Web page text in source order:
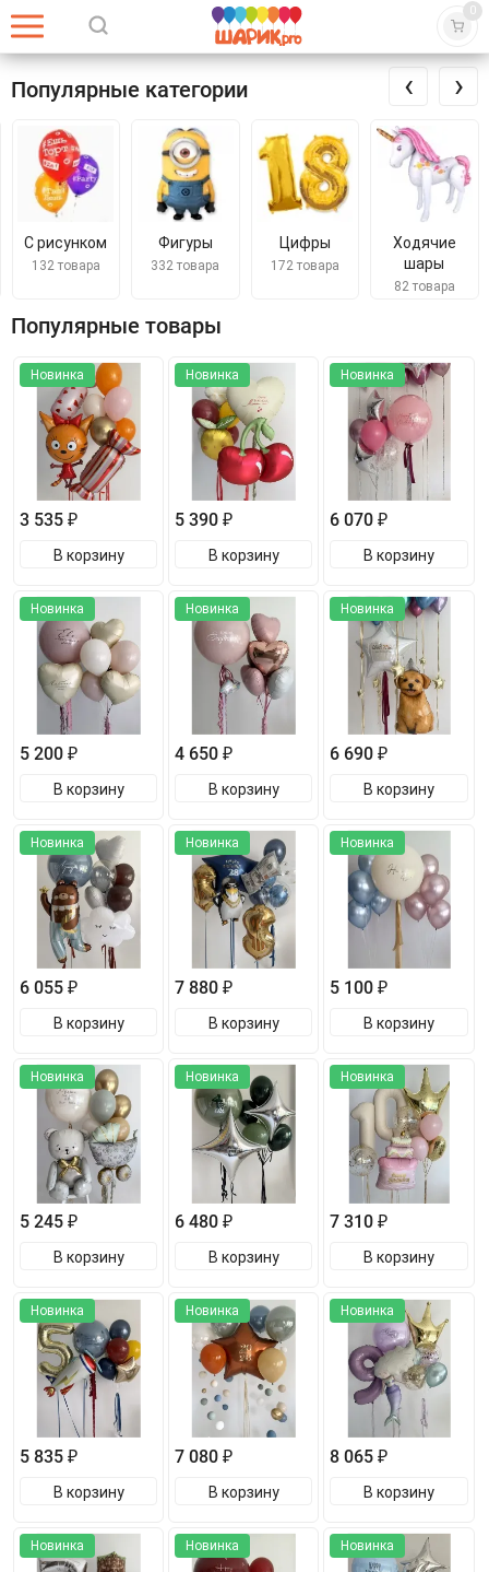
0
Популярные категории
Фигуры
332 товара
Цифры
172 товара
Ходячие
шары
Шары
Bubbles
31 товар
‹ ›
Популярные товары
Новинка
3 535 ₽
В корзину
Новинка
5 390 ₽
В корзину
Новинка
6 070 ₽
В корзину
Новинка
5 200 ₽
В корзину
Новинка
4 650 ₽
В корзину
Новинка
6 690 ₽
В корзину
Новинка
6 055 ₽
В корзину
Новинка
7 880 ₽
В корзину
Новинка
5 100 ₽
В корзину
Новинка
5 245 ₽
В корзину
Новинка
6 480 ₽
В корзину
Новинка
7 310 ₽
В корзину
Новинка
5 835 ₽
В корзину
Новинка
7 080 ₽
В корзину
Новинка
8 065 ₽
В корзину
Новинка Новинка Новинка